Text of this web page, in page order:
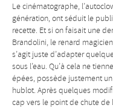
Le cinématographe,
génération, ont séduit le
recette. Et si on faisait une
Brandolini, le renard
s’agit juste d’adapter
sous l’eau. Qu’à cela ne
épées, possède justement
hublot. Après quelques
cap vers le point de chute